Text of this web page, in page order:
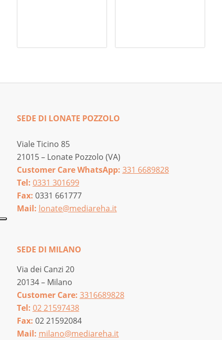
SEDE DI LONATE POZZOLO
Viale Ticino 85
21015 – Lonate Pozzolo (VA)
Customer Care WhatsApp: 331 6689828
Tel: 0331 301699
Fax: 0331 661777
Mail: lonate@mediareha.it
SEDE DI MILANO
Via dei Canzi 20
20134 – Milano
Customer Care: 3316689828
Tel: 02 21597438
Fax: 02 21592084
Mail: milano@mediareha.it